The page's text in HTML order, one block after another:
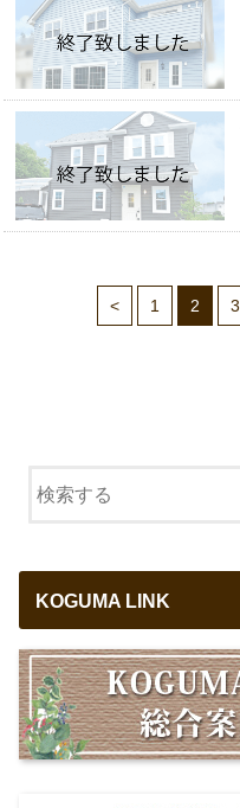
< 1 2 3
KOGUMA LINK